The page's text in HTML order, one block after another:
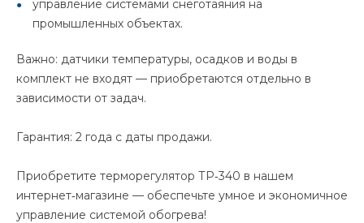
управление системами снеготаяния на
промышленных объектах.
Важно: датчики температуры, осадков и воды в
комплект не входят — приобретаются отдельно в
зависимости от задач.
Гарантия: 2 года с даты продажи.
Приобретите терморегулятор ТР‑340 в нашем
интернет‑магазине — обеспечьте умное и экономичное
управление системой обогрева!